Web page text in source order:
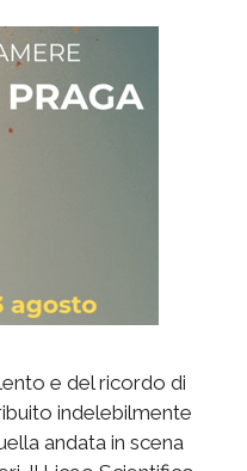
e del ricordo di
indelebilmente
andata in scena